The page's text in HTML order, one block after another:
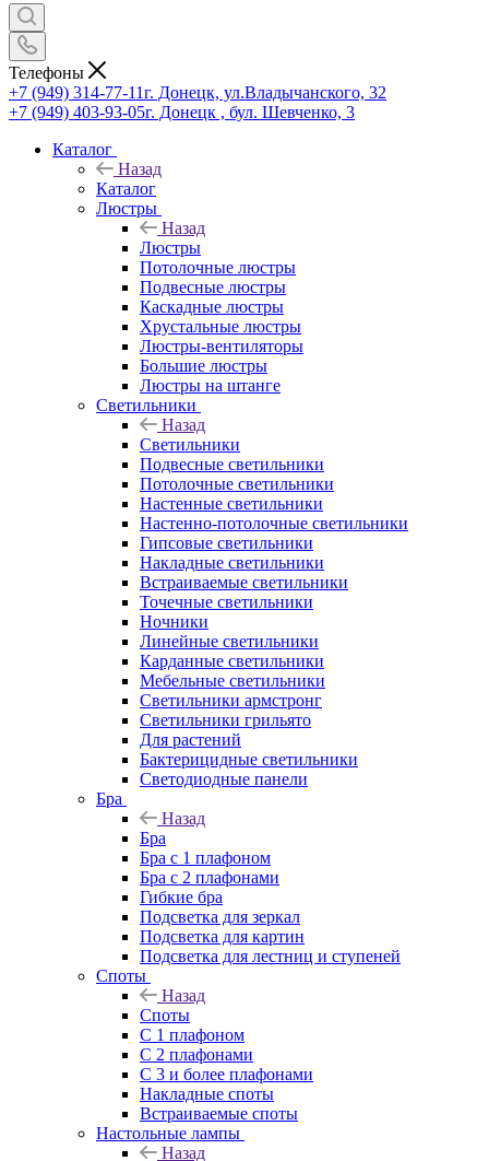
Телефоны
+7 (949) 314-77-11г. Донецк, ул.Владычанского, 32
+7 (949) 403-93-05г. Донецк , бул. Шевченко, 3
Каталог
Назад
Каталог
Люстры
Назад
Люстры
Потолочные люстры
Подвесные люстры
Каскадные люстры
Хрустальные люстры
Люстры-вентиляторы
Большие люстры
Люстры на штанге
Светильники
Назад
Светильники
Подвесные светильники
Потолочные светильники
Настенные светильники
Настенно-потолочные светильники
Гипсовые светильники
Накладные светильники
Встраиваемые светильники
Точечные светильники
Ночники
Линейные светильники
Карданные светильники
Мебельные светильники
Светильники армстронг
Светильники грильято
Для растений
Бактерицидные светильники
Светодиодные панели
Бра
Назад
Бра
Бра с 1 плафоном
Бра с 2 плафонами
Гибкие бра
Подсветка для зеркал
Подсветка для картин
Подсветка для лестниц и ступеней
Споты
Назад
Споты
С 1 плафоном
С 2 плафонами
С 3 и более плафонами
Накладные споты
Встраиваемые споты
Настольные лампы
Назад